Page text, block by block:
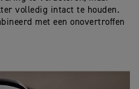
volledig intact te houden.
met een onovertroffen